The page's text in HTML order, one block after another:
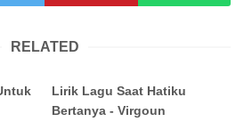
RELATED
Lirik Lagu Saat Hatiku
Bertanya - Virgoun